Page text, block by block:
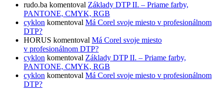
rudo.ba komentoval Základy DTP II. – Priame farby,
PANTONE, CMYK, RGB
cyklon komentoval Má Corel svoje miesto v profesionálnom
DTP?
HORUS komentoval Má Corel svoje miesto
v profesionálnom DTP?
cyklon komentoval Základy DTP II. – Priame farby,
PANTONE, CMYK, RGB
cyklon komentoval Má Corel svoje miesto v profesionálnom
DTP?